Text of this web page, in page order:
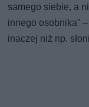
samego siebie, a
innego osobnika”
inaczej niż np.